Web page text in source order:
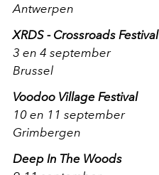
Antwerpen
XRDS - Crossroads Festival
3 en 4 september
Brussel
Voodoo Village Festival
10 en 11 september
Grimbergen
Deep In The Woods